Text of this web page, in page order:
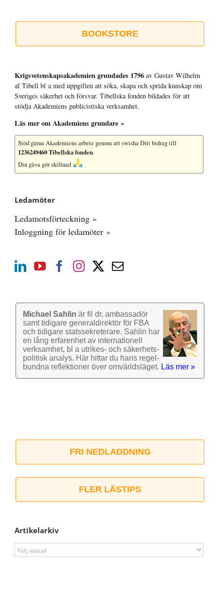
BOOKSTORE
Krigsvetenskap­sakademien grundades 1796 av Gustav Wilhelm
af Tibell bl a med uppgiften att söka, skapa och sprida kunskap om
Sveriges säkerhet och försvar. Tibellska fonden bildades för att
stödja Akademiens publicistiska verksamhet.
Läs mer om Akademiens grundare »
Stöd gärna Akademiens arbete genom att swisha Ditt bidrag till
1236249460 Tibellska fonden.
Din gåva gör skillnad
Ledamöter
Ledamotsförteckning »
Inloggning för ledamöter »
Michael Sahlin är fil dr, ambassadör
samt tidigare general­direktör för FBA
och tidigare stats­sekre­terare. Sahlin har
en lång erfarenhet av inter­nationell
verk­samhet, bl a utrikes- och säkerhets­
politisk analys. Här hittar du hans regel­
bundna reflek­tioner över omvärlds­läget. Läs mer »
FRI NEDLADDNING
FLER LÄSTIPS
Artikelarkiv
Artikelarkiv